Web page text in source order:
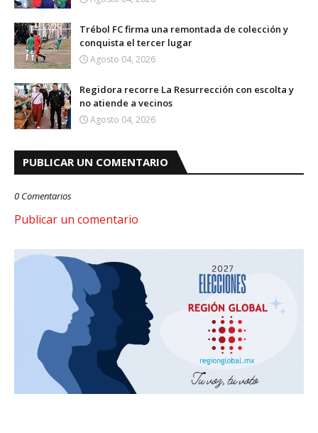
Trébol FC firma una remontada de colección y
conquista el tercer lugar
Agosto 04, 2026
Regidora recorre La Resurrección con escolta y
no atiende a vecinos
Agosto 04, 2026
PUBLICAR UN COMENTARIO
0 Comentarios
Publicar un comentario